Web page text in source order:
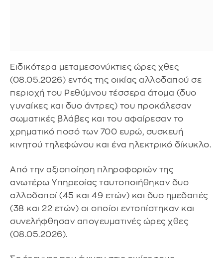
Ειδικότερα μεταμεσονύκτιες ώρες χθες
(08.05.2026) εντός της οικίας αλλοδαπού σε
περιοχή του Ρεθύμνου τέσσερα άτομα (δυο
γυναίκες και δυο άντρες) του προκάλεσαν
σωματικές βλάβες και του αφαίρεσαν το
χρηματικό ποσό των 700 ευρώ, συσκευή
κινητού τηλεφώνου και ένα ηλεκτρικό δίκυκλο.
Από την αξιοποίηση πληροφοριών της
ανωτέρω Υπηρεσίας ταυτοποιήθηκαν δυο
αλλοδαποί (45 και 49 ετών) και δυο ημεδαπές
(38 και 22 ετών) οι οποίοι εντοπίστηκαν και
συνελήφθησαν απογευματινές ώρες χθες
(08.05.2026).